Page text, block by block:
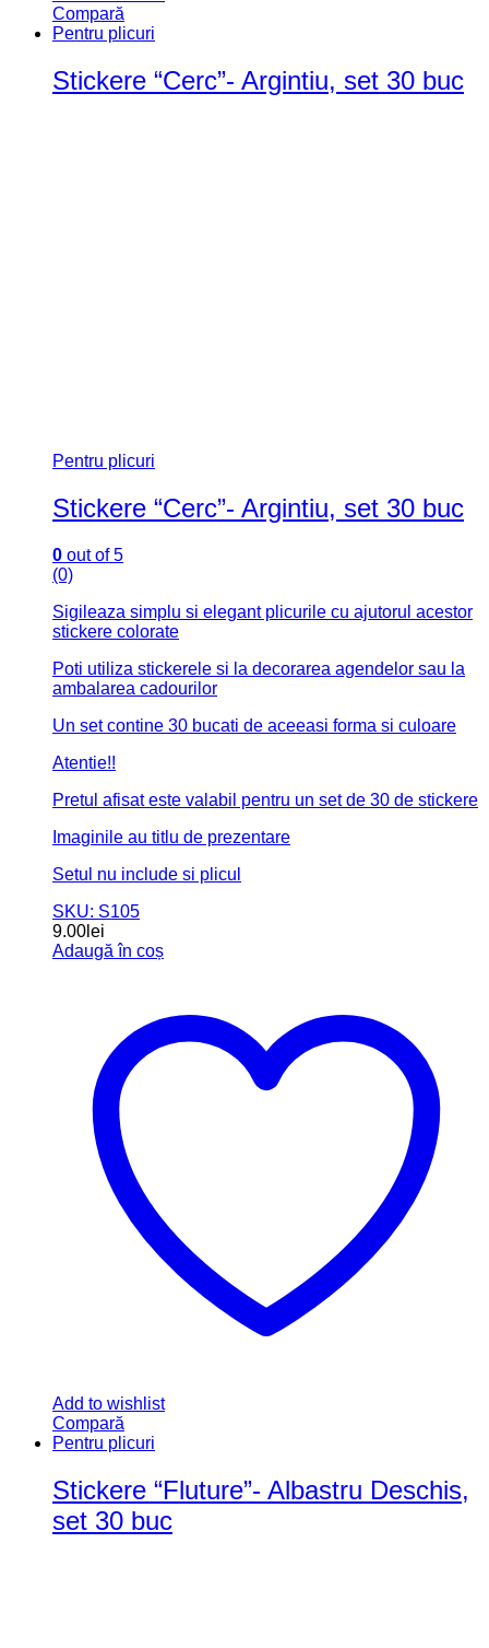
Compară
Pentru plicuri
Stickere “Cerc”- Argintiu, set 30 buc
Pentru plicuri
Stickere “Cerc”- Argintiu, set 30 buc
0 out of 5
(0)
Sigileaza simplu si elegant plicurile cu ajutorul acestor
stickere colorate
Poti utiliza stickerele si la decorarea agendelor sau la
ambalarea cadourilor
Un set contine 30 bucati de aceeasi forma si culoare
Atentie!!
Pretul afisat este valabil pentru un set de 30 de stickere
Imaginile au titlu de prezentare
Setul nu include si plicul
SKU: S105
9.00 lei
Adaugă în coș
Add to wishlist
Compară
Pentru plicuri
Stickere “Fluture”- Albastru Deschis,
set 30 buc